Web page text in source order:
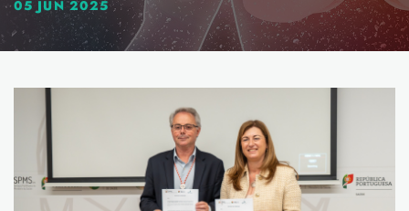
05 JUN 2025